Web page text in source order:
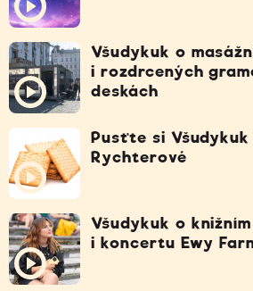
Všudykuk o
i rozdrcených
deskách
Pusťte si
Rychterové
Všudykuk o
i koncertu Ewy